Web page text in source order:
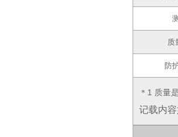
＊1 质量
记载内
质
防